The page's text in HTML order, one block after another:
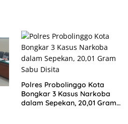
Polres Probolinggo Kota
Bongkar 3 Kasus Narkoba
dalam Sepekan, 20,01 Gram